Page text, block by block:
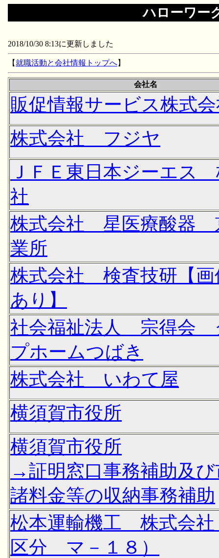
ハローワー
2018/10/30 8:13に更新しました
【 就職活動と会社情報トップへ】
会社名
販促情報サービス株式
株式会社 フジヤ
ＪＦＥ東日本ジーエス
社
株式会社 星医療酸器
業所
株式会社 検査技研【画
あり】
社会福祉法人 宗得会
プホームつばき
株式会社 いわて屋
横須賀市役所
横須賀市役所
→証明窓口事務補助及び
諸料金等の収納事務補助
松本運輸機工 株式会社
区分 マ－１８）